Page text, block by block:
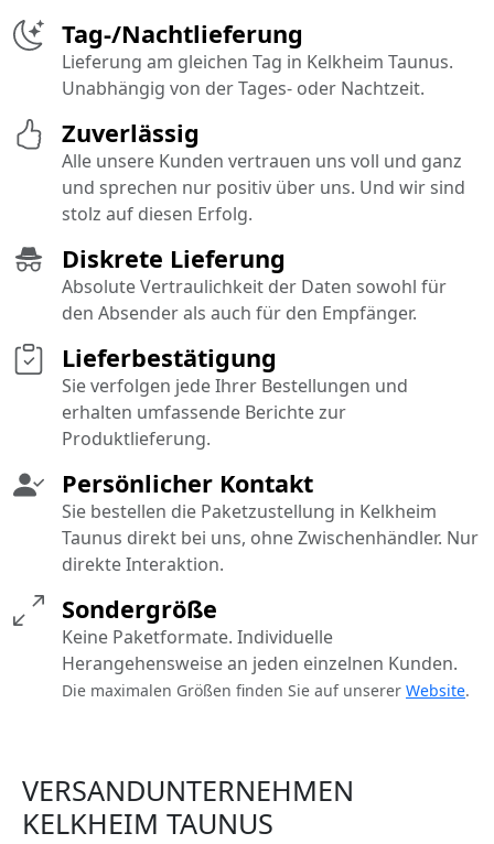
Diskrete Lieferung
Absolute Vertraulichkeit der Daten sowohl für
den Absender als auch für den Empfänger.
Tag-/Nachtlieferung
Lieferung am gleichen Tag in Kelkheim Taunus.
Unabhängig von der Tages- oder Nachtzeit.
Persönlicher Kontakt
Sie bestellen die Paketzustellung in Kelkheim
Taunus direkt bei uns, ohne Zwischenhändler. Nur
direkte Interaktion.
Sondergröße
Keine Paketformate. Individuelle
Herangehensweise an jeden einzelnen Kunden.
Die maximalen Größen finden Sie auf unserer Website.
Lieferbestätigung
Sie verfolgen jede Ihrer Bestellungen und
erhalten umfassende Berichte zur
Produktlieferung.
Zuverlässig
Alle unsere Kunden vertrauen uns voll und ganz
und sprechen nur positiv über uns. Und wir sind
stolz auf diesen Erfolg.
VERSANDUNTERNEHMEN
KELKHEIM TAUNUS